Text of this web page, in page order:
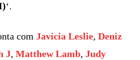
‘.
com Javicia Leslie, Deniz
J, Matthew Lamb, Judy